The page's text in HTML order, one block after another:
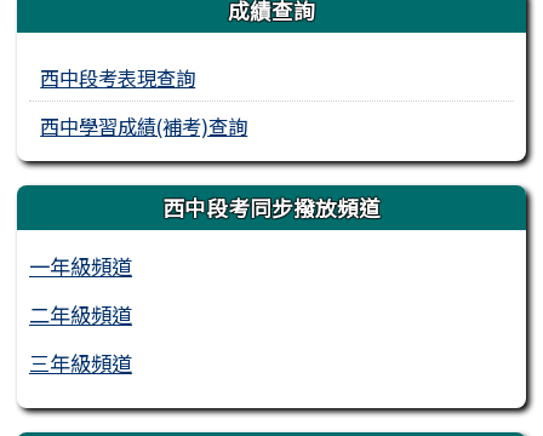
成績查詢
西中段考表現查詢
西中學習成績(補考)查詢
西中段考同步撥放頻道
一年級頻道
二年級頻道
三年級頻道